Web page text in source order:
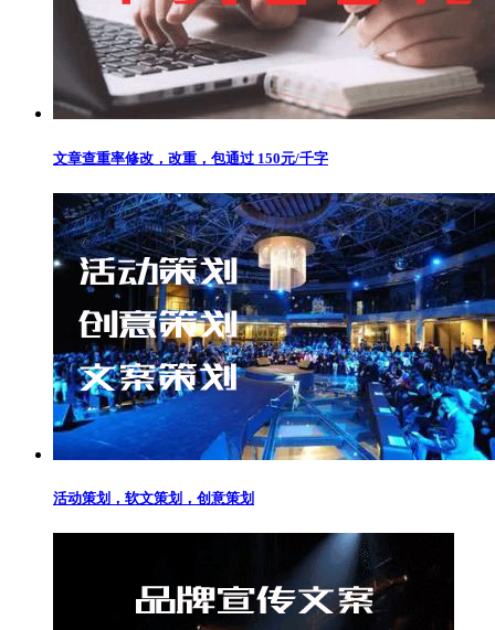
文章查重率修改，改重，包通过 150元/千字
活动策划，软文策划，创意策划